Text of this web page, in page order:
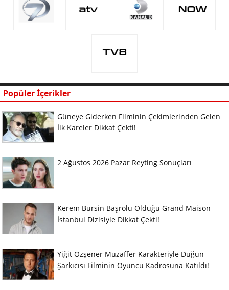
Popüler İçerikler
Güneye Giderken Filminin Çekimlerinden Gelen
İlk Kareler Dikkat Çekti!
2 Ağustos 2026 Pazar Reyting Sonuçları
Kerem Bürsin Başrolü Olduğu Grand Maison
İstanbul Dizisiyle Dikkat Çekti!
Yiğit Özşener Muzaffer Karakteriyle Düğün
Şarkıcısı Filminin Oyuncu Kadrosuna Katıldı!